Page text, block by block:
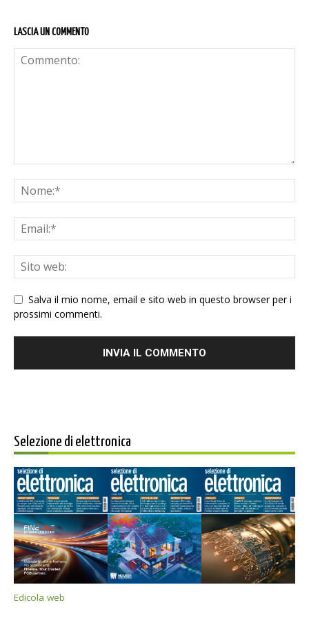
LASCIA UN COMMENTO
Salva il mio nome, email e sito web in questo browser per i
prossimi commenti.
Selezione di elettronica
Edicola web